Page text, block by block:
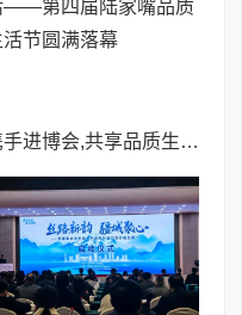
携手进博会,共享品质生活——第四届陆家嘴品质生活节圆满落幕